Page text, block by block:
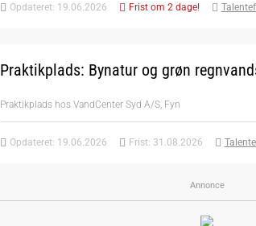
Opdateret: 19.06.2026 Frist om 2 dage!
Praktikplads: Bynatur og grøn
Praktikplads hos VandCenter Syd A/S, Fyn
Opdateret: 19.06.2026 Frist: 31.08.2026